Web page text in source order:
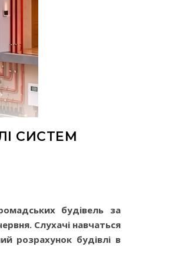
СИСТЕМ
будівель за
Слухачі навчаться
розрахунок будівлі в